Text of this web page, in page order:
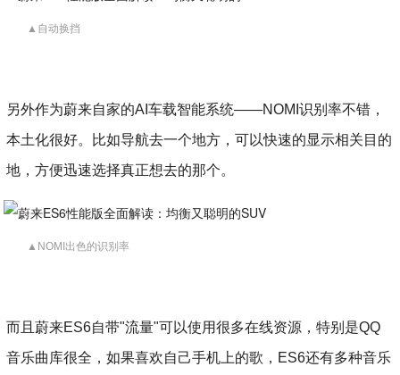
▲自动换挡
另外作为蔚来自家的AI车载智能系统——NOMI识别率不错，
本土化很好。比如导航去一个地方，可以快速的显示相关目的
地，方便迅速选择真正想去的那个。
▲NOMI出色的识别率
而且蔚来ES6自带"流量"可以使用很多在线资源，特别是QQ
音乐曲库很全，如果喜欢自己手机上的歌，ES6还有多种音乐